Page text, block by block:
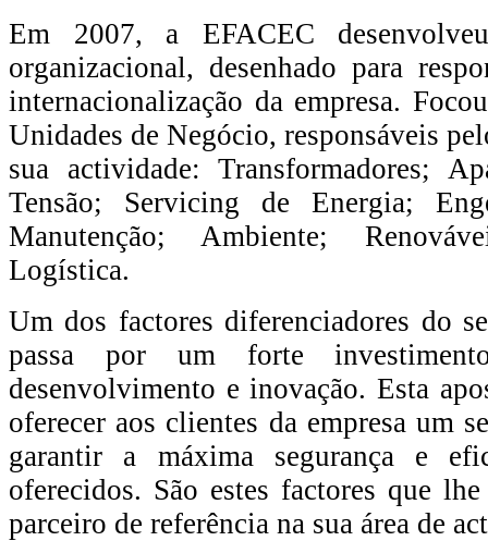
Em 2007, a EFACEC
organizacional, desenhado para
internacionalização da empresa.
Unidades de Negócio, responsáveis
sua actividade: Transformadores;
Tensão; Servicing de Energia;
Manutenção; Ambiente;
Logística.
Um dos factores diferenciadores do
passa por um forte
desenvolvimento e inovação. Esta
oferecer aos clientes da empresa um
garantir a máxima segurança e
oferecidos. São estes factores que
parceiro de referência na sua área de